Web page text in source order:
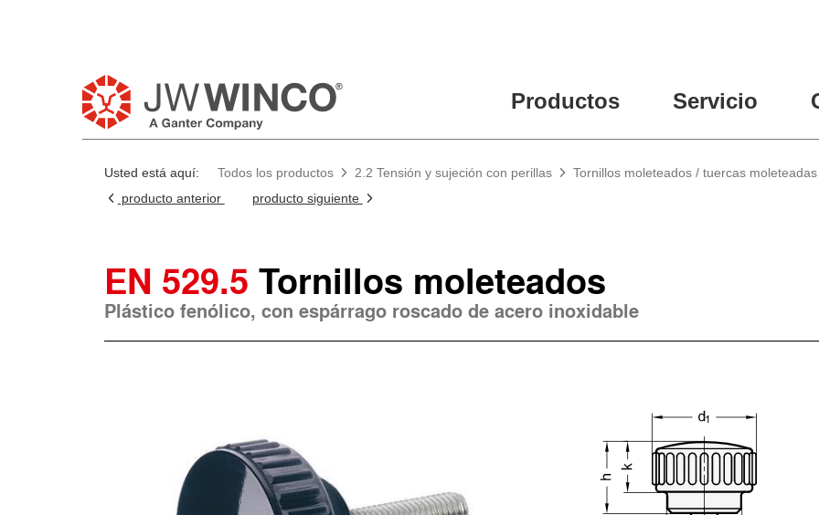
Productos Servicio
Usted está aquí: Todos los productos 2.2 Tensión y sujeción con perillas
Tornillos moleteados / tuercas moleteadas
producto anterior
producto siguiente
EN 529.5 Tornillos moleteados
Plástico fenólico, con espárrago roscado de acero inoxidable